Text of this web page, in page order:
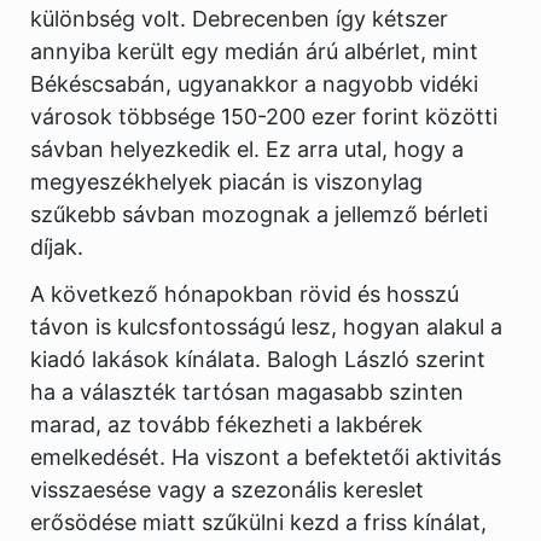
különbség volt. Debrecenben így kétszer
annyiba került egy medián árú albérlet, mint
Békéscsabán, ugyanakkor a nagyobb vidéki
városok többsége 150-200 ezer forint közötti
sávban helyezkedik el. Ez arra utal, hogy a
megyeszékhelyek piacán is viszonylag
szűkebb sávban mozognak a jellemző bérleti
díjak.
A következő hónapokban rövid és hosszú
távon is kulcsfontosságú lesz, hogyan alakul a
kiadó lakások kínálata. Balogh László szerint
ha a választék tartósan magasabb szinten
marad, az tovább fékezheti a lakbérek
emelkedését. Ha viszont a befektetői aktivitás
visszaesése vagy a szezonális kereslet
erősödése miatt szűkülni kezd a friss kínálat,